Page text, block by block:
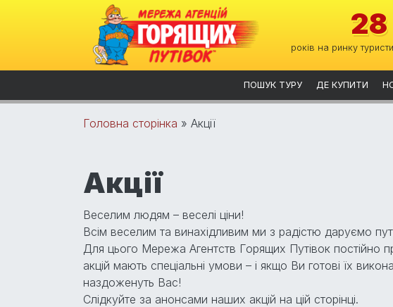
28
років на ринку
ПОШУК ТУРУ ДЕ КУПИТИ
Головна сторінка » Акції
Акції
Веселим людям – веселі ціни!
Всім веселим та винахідливим ми з радістю даруємо
Для цього Мережа Агентств Горящих Путівок постійно
акцій мають спеціальні умови – і якщо Ви готові їх
наздоженуть Вас!
Слідкуйте за анонсами наших акцій на цій сторінці.